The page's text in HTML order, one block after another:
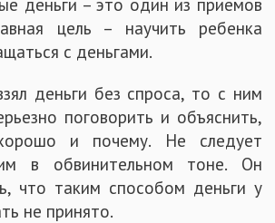
цель – научить ребенка
с деньгами.
деньги без спроса, то с ним
поговорить и объяснить,
и почему. Не следует
в обвинительном тоне. Он
что таким способом деньги у
не принято.